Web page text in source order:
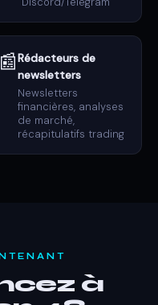
📰Rédacteurs de
newsletters
Newsletters
financières, analyses
de marché,
récapitulatifs trading
à